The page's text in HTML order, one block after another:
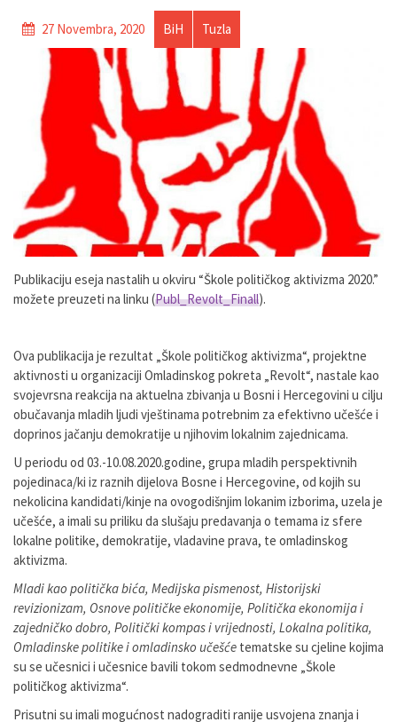
27 Novembra, 2020 BiH Tuzla
Publikaciju eseja nastalih u okviru “Škole političkog aktivizma 2020.”
možete preuzeti na linku (Publ_Revolt_Finall).
Ova publikacija je rezultat „Škole političkog aktivizma“, projektne
aktivnosti u organizaciji Omladinskog pokreta „Revolt“, nastale kao
svojevrsna reakcija na aktuelna zbivanja u Bosni i Hercegovini u cilju
obučavanja mladih ljudi vještinama potrebnim za efektivno učešće i
doprinos jačanju demokratije u njihovim lokalnim zajednicama.
U periodu od 03.-10.08.2020.godine, grupa mladih perspektivnih
pojedinaca/ki iz raznih dijelova Bosne i Hercegovine, od kojih su
nekolicina kandidati/kinje na ovogodišnjim lokanim izborima, uzela je
učešće, a imali su priliku da slušaju predavanja o temama iz sfere
lokalne politike, demokratije, vladavine prava, te omladinskog
aktivizma.
Mladi kao politička bića, Medijska pismenost, Historijski
revizionizam, Osnove političke ekonomije, Politička ekonomija i
zajedničko dobro, Politički kompas i vrijednosti, Lokalna politika,
Omladinske politike i omladinsko učešće tematske su cjeline kojima
su se učesnici i učesnice bavili tokom sedmodnevne „Škole
političkog aktivizma“.
Prisutni su imali mogućnost nadograditi ranije usvojena znanja i